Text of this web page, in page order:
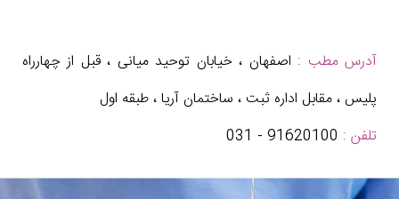
آدرس مطب : اصفهان ، خیابان توحید میانی ، قبل از چهارراه
پلیس ، مقابل اداره ثبت ، ساختمان آریا ، طبقه اول
تلفن : 91620100 - 031